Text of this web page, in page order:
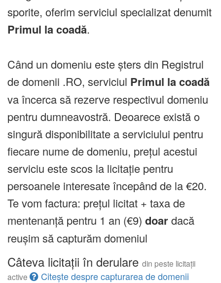
sporite, oferim serviciul specializat denumit
Primul la coadă.
Când un domeniu este șters din Registrul
de domenii .RO, serviciul Primul la coadă
va încerca să rezerve respectivul domeniu
pentru dumneavostră. Deoarece există o
singură disponibilitate a serviciului pentru
fiecare nume de domeniu, prețul acestui
serviciu este scos la licitație pentru
persoanele interesate începând de la €20.
Te vom factura: prețul licitat + taxa de
mentenanță pentru 1 an (€9) doardacă
reușim să capturăm domeniul
Câteva licitații în derulare din peste licitații
active
Citește despre capturarea de domenii